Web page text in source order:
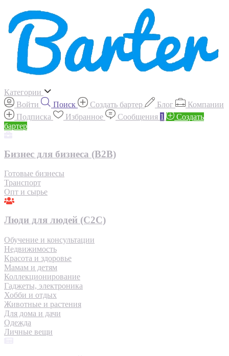
Категории
Войти
Поиск Создать бартер Блог
Компании
Подписка
Избранное Сообщения 1
Создать
бартер
Бизнес для бизнеса (B2B)
Готовые бизнесы
Транспорт
Опт и сырье
Люди для людей (С2С)
Обучение и консультации
Недвижимость
Красота и здоровье
Мамам и детям
Коллекционирование
Гаджеты, электроника
Хобби и отдых
Животные и растения
Для дома и дачи
Одежда
Личные вещи